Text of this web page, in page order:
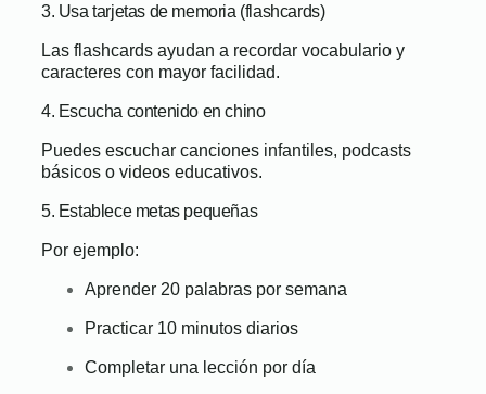
3. Usa tarjetas de memoria (flashcards)
Las flashcards ayudan a recordar vocabulario y
caracteres con mayor facilidad.
4. Escucha contenido en chino
Puedes escuchar canciones infantiles, podcasts
básicos o videos educativos.
5. Establece metas pequeñas
Por ejemplo:
Aprender 20 palabras por semana
Practicar 10 minutos diarios
Completar una lección por día